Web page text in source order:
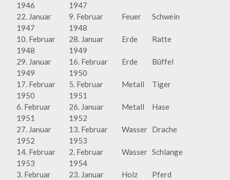
1946
1947
22. Januar
1947
9. Februar
1948
Feuer Schwein
10. Februar
1948
28. Januar
1949
Erde Ratte
29. Januar
1949
16. Februar
1950
Erde Büffel
17. Februar
1950
5. Februar
1951
Metall Tiger
6. Februar
1951
26. Januar
1952
Metall Hase
27. Januar
1952
13. Februar
1953
Wasser Drache
14. Februar
1953
2. Februar
1954
Wasser Schlange
3. Februar
23. Januar
Holz Pferd